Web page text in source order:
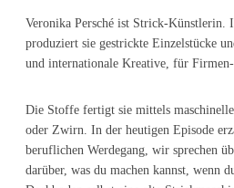
Veronika Persché ist Strick-Künstlerin.
produziert sie gestrickte Einzelstücke
und internationale Kreative, für
Die Stoffe fertigt sie mittels
oder Zwirn. In der heutigen Episode
beruflichen Werdegang, wir sprechen
darüber, was du machen kannst, wenn